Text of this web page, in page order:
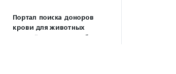
Портал поиска доноров
крови для животных
«Одной Крови» заработал